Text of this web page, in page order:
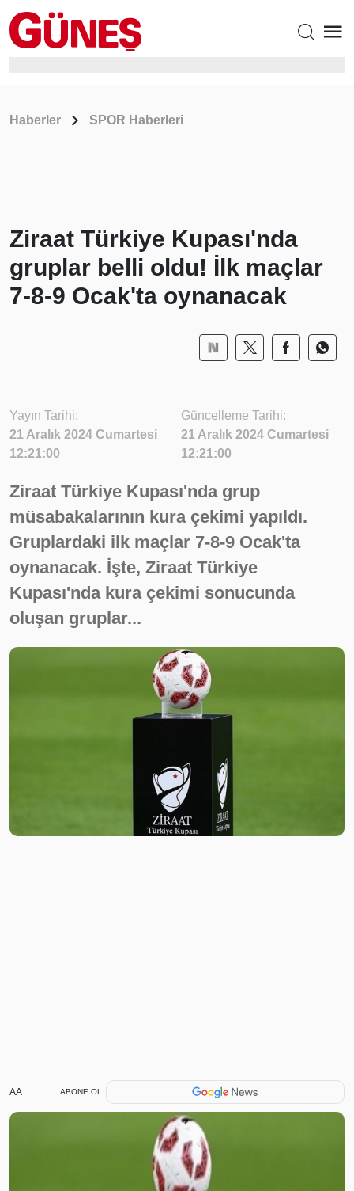
Haberler SPOR Haberleri
Ziraat Türkiye Kupası'nda
gruplar belli oldu! İlk maçlar
7-8-9 Ocak'ta oynanacak
Yayın Tarihi:
21 Aralık 2024 Cumartesi
12:21:00
Güncelleme Tarihi:
21 Aralık 2024 Cumartesi
12:21:00
Ziraat Türkiye Kupası'nda grup
müsabakalarının kura çekimi yapıldı.
Gruplardaki ilk maçlar 7-8-9 Ocak'ta
oynanacak. İşte, Ziraat Türkiye
Kupası'nda kura çekimi sonucunda
oluşan gruplar...
AA ABONE OL